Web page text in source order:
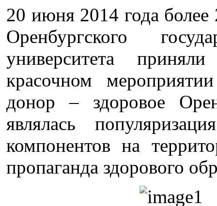
20 июня 2014 года более
Оренбургского
университета
красочном
донор – здоровое
являлась
компонентов на
пропаганда здорового